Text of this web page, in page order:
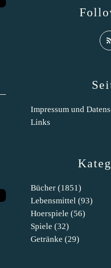
Bücher (1851)
Lebensmittel (93)
Hoerspiele (56)
Spiele (32)
Getränke (29)
Impressum und
Links